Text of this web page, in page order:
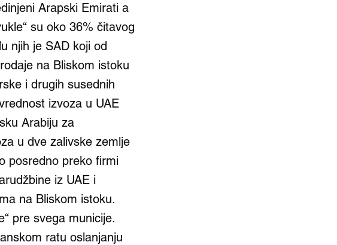
Arapski Emirati a
su oko 36% čitavog
njih je SAD koji od
na Bliskom istoku
i drugih susednih
izvoza u UAE
Arabiju za
u dve zalivske zemlje
posredno preko firmi
iz UAE i
na Bliskom istoku.
pre svega municije.
ratu oslanjanju